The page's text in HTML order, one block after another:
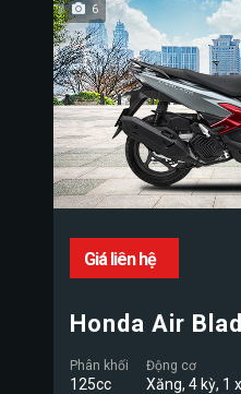
6
Giá liên hệ
Honda Air
Phân khối
125cc
Động cơ
Xăng, 4 kỳ, 1